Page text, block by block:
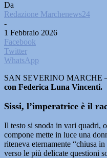
Da
Redazione Marchenews24
-
1 Febbraio 2026
Facebook
Twitter
WhatsApp
SAN SEVERINO MARCHE –
con Federica Luna Vincenti.
Sissi, l’imperatrice è il
Il testo si snoda in vari quadri,
compone mette in luce una
riteneva eternamente “chiusa
verso le più delicate questioni